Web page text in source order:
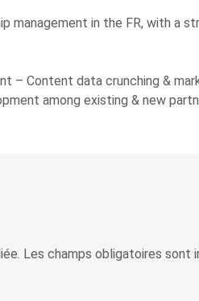
management in the FR, with a
– Content data crunching &
among existing & new
Les champs obligatoires sont